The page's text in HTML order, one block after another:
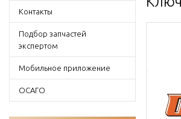
Контакты
Подбор запчастей
экспертом
Мобильное приложение
ОСАГО